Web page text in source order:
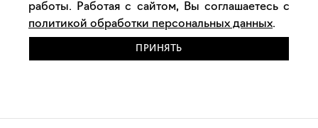
работы. Работая с сайтом, Вы соглашаетесь с
политикой обработки персональных данных.
ПРИНЯТЬ